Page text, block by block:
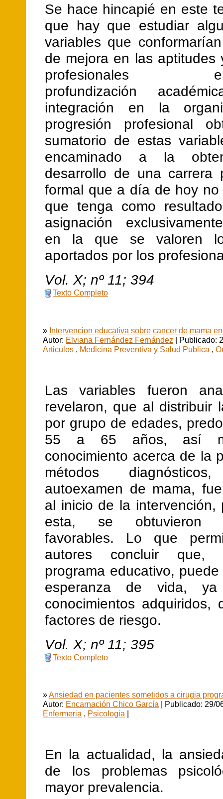
Se hace hincapié en este
que hay que estudiar
variables que
de mejora en las aptitudes
profesionales
profundización
integración en la
progresión profesional
sumatorio de estas
encaminado a la
desarrollo de una carrera
formal que a día de hoy no
que tenga como
asignación
en la que se valoren
aportados por los
Vol. X; nº 11; 394
Texto Completo
» Intervencion educativa sobre cancer de mama
Autor: Elviana Fernández Fernández | Publicado:
Articulos
Medicina Preventiva y Salud Publica
Las variables fueron
revelaron, que al distribuir
por grupo de edades,
55 a 65 años, así
conocimiento acerca de la
métodos
autoexamen de mama,
al inicio de la intervención,
esta, se obtuvieron
favorables. Lo que
autores concluir que,
programa educativo,
esperanza de vida,
conocimientos adquiridos,
factores de riesgo.
Vol. X; nº 11; 395
Texto Completo
»Ansiedad en pacientes sometidos a cirugia
Autor: Encarnación Chico García | Publicado: 29/
Enfermeria , Psicologia |
En la actualidad, la
de los problemas
mayor prevalencia.